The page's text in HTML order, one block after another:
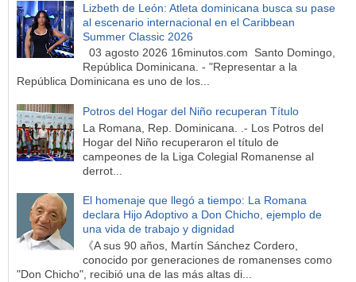
Lizbeth de León: Atleta dominicana busca su pase
al escenario internacional en el Caribbean
Summer Classic 2026
03 agosto 2026 16minutos.com Santo Domingo,
República Dominicana. - "Representar a la
República Dominicana es uno de los...
Potros del Hogar del Niño recuperan Título
La Romana, Rep. Dominicana. .- Los Potros del
Hogar del Niño recuperaron el título de
campeones de la Liga Colegial Romanense al
derrot...
El homenaje que llegó a tiempo: La Romana
declara Hijo Adoptivo a Don Chicho, ejemplo de
una vida de trabajo y dignidad
《A sus 90 años, Martín Sánchez Cordero,
conocido por generaciones de romanenses como
"Don Chicho", recibió una de las más altas di...